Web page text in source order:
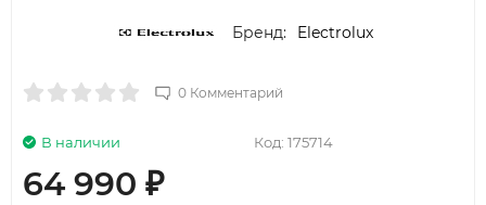
Бренд: Electrolux
0 Комментарий
Код: 175714
В наличии
64 990 ₽